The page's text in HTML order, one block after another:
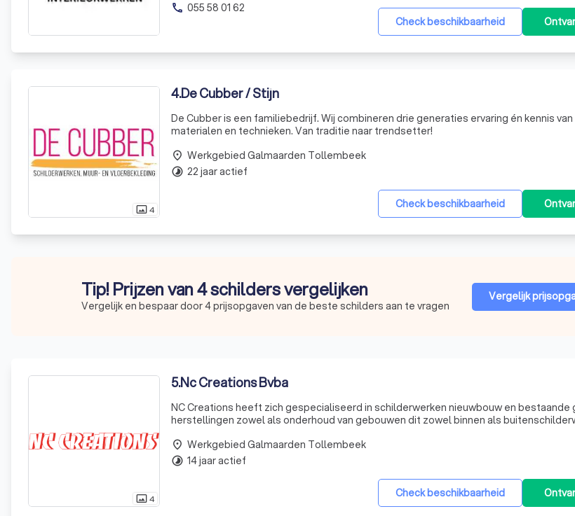
Check beschikbaarheid
phone 055 58 01 62
photo_size_select_actual4
4.De Cubber / Stijn
De Cubber is een familiebedrijf. Wij combineren drie generaties ervaring én kennis
materialen en technieken. Van traditie naar trendsetter!
Check beschikbaarheid
place Werkgebied Galmaarden Tollembeek
timelapse 22 jaar actief
Tip! Prijzen van 4 schilders vergelijken
Vergelijk en bespaar door 4 prijsopgaven van de beste schilders aan te vragen
Vergelijk
photo_size_select_actual4
5.Nc Creations Bvba
NC Creations heeft zich gespecialiseerd in schilderwerken nieuwbouw en bestaande
herstellingen zowel als onderhoud van gebouwen dit zowel binnen als
Check beschikbaarheid
place Werkgebied Galmaarden Tollembeek
timelapse 14 jaar actief